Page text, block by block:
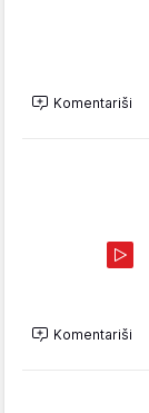
Komentariši
Komentariši